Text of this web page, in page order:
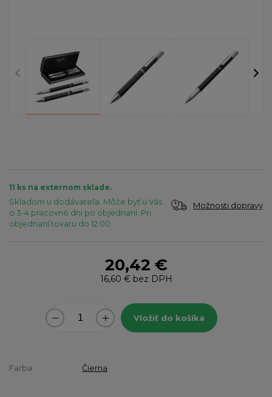
11 ks na externom sklade.
Skladom u dodávateľa. Môže byť u Vás
o 3-4 pracovné dni po objednaní. Pri
objednaní tovaru do 12:00.
Možnosti dopravy
20,42 €
16,60 €bez DPH
Vložiť do košíka
Farba Čierna